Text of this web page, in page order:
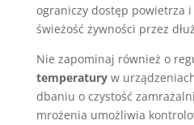
ograniczy dostęp powietrza i
świeżość żywności przez
Nie zapominaj również o
temperaturyw
dbaniu o czystość
mrożenia umożliwia